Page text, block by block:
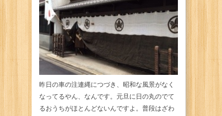
昨日の車の注連縄につづき、昭和な風景がなく
なってるやん、なんです。元旦に日の丸のでて
るおうちがほとんどないんですよ。普段はざわ